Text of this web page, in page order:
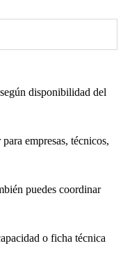
disponibilidad del
empresas, técnicos,
puedes coordinar
o ficha técnica